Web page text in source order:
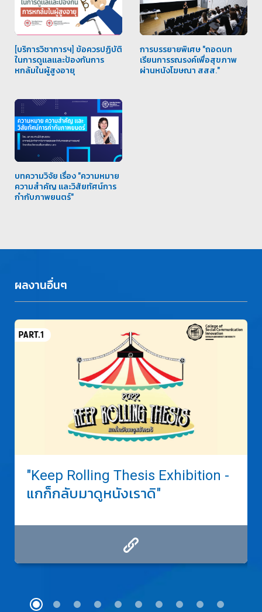
[บริการวิชาการฯ] ข้อควรปฏิบัติ
ในการดูแลและป้องกันการ
หกล้มในผู้สูงอายุ
การบรรยายพิเศษ "ถอดบท
เรียนการรณรงค์เพื่อสุขภาพ
ผ่านหนังโฆษณา สสส."
บทความวิจัย เรื่อง "ความหมาย
ความสำคัญ และวิสัยทัศน์การ
กำกับภาพยนตร์"
ผลงานอื่นๆ
"Keep Rolling Thesis Exhibition -
แกก็กลับมาดูหนังเราดิ"